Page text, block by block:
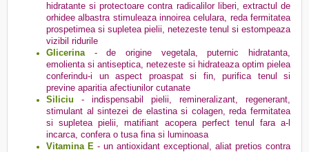
hidratante si protectoare contra radicalilor liberi, extractul de
orhidee albastra stimuleaza innoirea celulara, reda fermitatea
prospetimea si supletea pielii, netezeste tenul si estompeaza
vizibil ridurile
Glicerina - de origine vegetala, puternic hidratanta,
emolienta si antiseptica, netezeste si hidrateaza optim pielea
conferindu-i un aspect proaspat si fin, purifica tenul si
previne aparitia afectiunilor cutanate
Siliciu - indispensabil pielii, remineralizant, regenerant,
stimulant al sintezei de elastina si colagen, reda fermitatea
si supletea pielii, matifiant acopera perfect tenul fara a-l
incarca, confera o tusa fina si luminoasa
Vitamina E - un antioxidant exceptional, aliat pretios contra